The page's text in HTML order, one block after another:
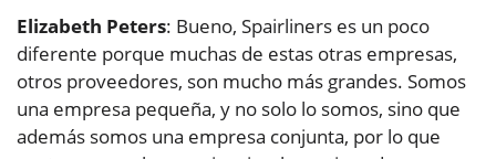
Elizabeth Peters: Bueno, Spairliners es un poco
diferente porque muchas de estas otras empresas,
otros proveedores, son mucho más grandes. Somos
una empresa pequeña, y no solo lo somos, sino que
además somos una empresa conjunta, por lo que